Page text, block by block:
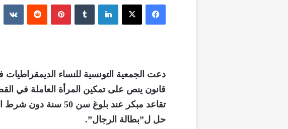
فيسبوك ‫X لينكدإن بينتيريست
دعت الجمعية التونسية للنساء
قانون ينص على تمكين المرأة العاملة في
تقاعد مبكر عند بلوغ سن
حل ل”بطالة الرجال”.